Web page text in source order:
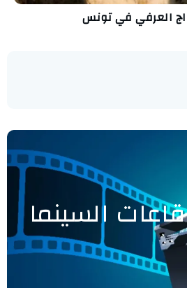
العرفي في تونس
السينما